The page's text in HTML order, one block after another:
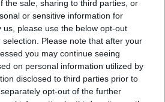
the sale, sharing to third parties, or
or sensitive information for
please use the below opt-out
Please note that after your
you may continue seeing
on personal information utilized by
disclosed to third parties prior to
opt-out of the further
όχι μόνο υπό
(της γνωστής που
Έλληνες το “βασιλεύ
υπό τους ήχους του